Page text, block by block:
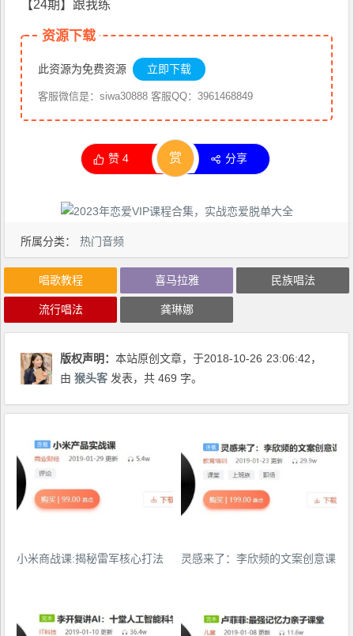
【24期】跟我练
资源下载
此资源为免费资源 立即下载
客服微信是：siwa30888 客服QQ：3961468849
赞4 赏 分享
所属分类： 热门音频
唱歌教程 喜马拉雅 民族唱法
流行唱法 龚琳娜
版权声明：本站原创文章，于2018-10-26 23:06:42，
由猴头客 发表，共 469 字。
小米商战课:揭秘雷军核心打法 灵感来了：李欣频的文案创意课